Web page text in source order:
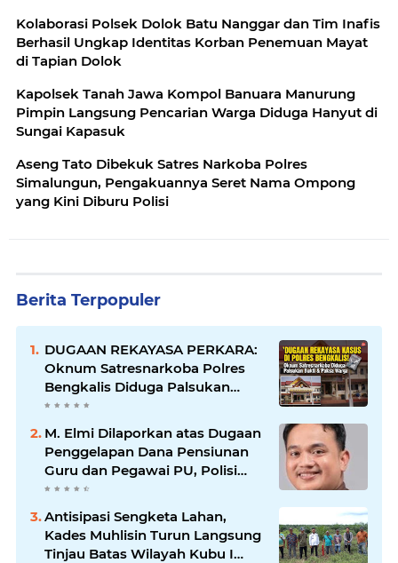
Kolaborasi Polsek Dolok Batu Nanggar dan Tim Inafis
Berhasil Ungkap Identitas Korban Penemuan Mayat
di Tapian Dolok
Kapolsek Tanah Jawa Kompol Banuara Manurung
Pimpin Langsung Pencarian Warga Diduga Hanyut di
Sungai Kapasuk
Aseng Tato Dibekuk Satres Narkoba Polres
Simalungun, Pengakuannya Seret Nama Ompong
yang Kini Diburu Polisi
Berita Terpopuler
DUGAAN REKAYASA PERKARA:
Oknum Satresnarkoba Polres
Bengkalis Diduga Palsukan
Barang Bukti Hingga Paksa
Warga Hadir di TKP
M. Elmi Dilaporkan atas Dugaan
Penggelapan Dana Pensiunan
Guru dan Pegawai PU, Polisi
Pastikan Proses Hukum
Berjalan
Antisipasi Sengketa Lahan,
Kades Muhlisin Turun Langsung
Tinjau Batas Wilayah Kubu I